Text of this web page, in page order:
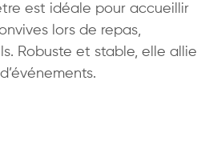
est idéale pour accueillir
lors de repas,
Robuste et stable, elle allie